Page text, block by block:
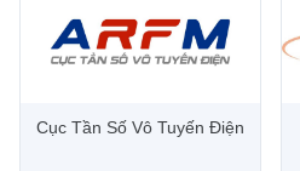
Chức năng nhiệm vụ
Tin tức sự kiện
Hệ thống văn bản
Cục Tần Số Vô Tuyến Điện